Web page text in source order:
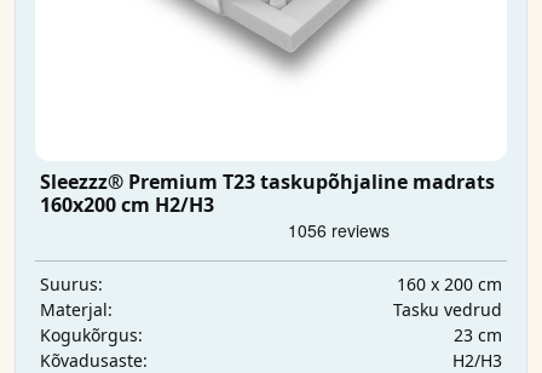
Sleezzz® Premium T23 taskupõhjaline madrats
160x200 cm H2/H3
Suurus:
160 x 200 cm
Materjal:
Tasku vedrud
Kogukõrgus:
23 cm
Kõvadusaste:
H2/H3